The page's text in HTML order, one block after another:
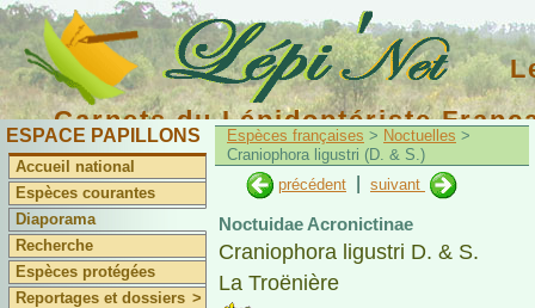
Carnets du Lépidoptériste
ESPACE PAPILLONS
Accueil national
Espèces courantes
Diaporama
Recherche
Espèces protégées
Reportages et dossiers >
Espèces françaises > Noctuelles >
Craniophora ligustri (D. & S.)
précédent
suivant
Noctuidae Acronictinae
Craniophora ligustri D. & S.
La Troënière